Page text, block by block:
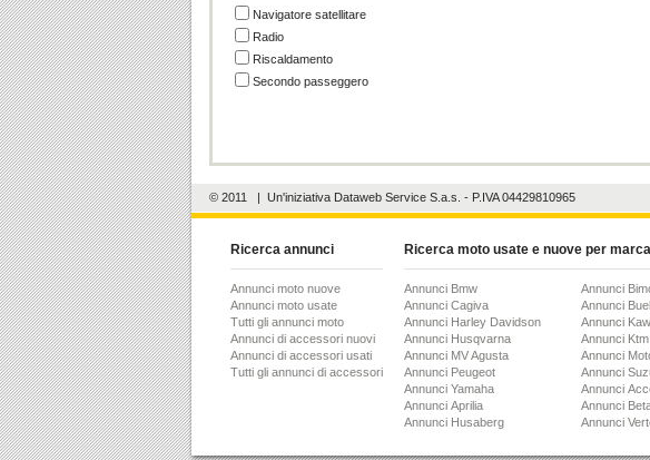
Navigatore satellitare
Radio
Riscaldamento
Secondo passeggero
© 2011 | Un'iniziativa Dataweb Service S.a.s. - P.IVA 04429810965
Ricerca annunci
Annunci moto nuove
Annunci moto usate
Tutti gli annunci moto
Annunci di accessori nuovi
Annunci di accessori usati
Tutti gli annunci di accessori
Ricerca moto usate e nuove per marca
Annunci Bmw Annunci
Annunci Cagiva
Annunci
Annunci Harley Davidson
Annunci
Annunci Husqvarna
Annunci Ktm
Annunci MV Agusta
Annunci
Annunci Peugeot
Annunci
Annunci Yamaha
Annunci
Annunci Aprilia
Annunci
Annunci Husaberg
Annunci
Annunci Hm
Annunci